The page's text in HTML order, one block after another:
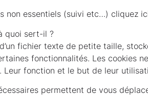
non essentiels (suivi etc…) cliquez
quoi sert-il ?
fichier texte de petite taille,
fonctionnalités. Les cookies
Leur fonction et le but de leur
permettent de vous